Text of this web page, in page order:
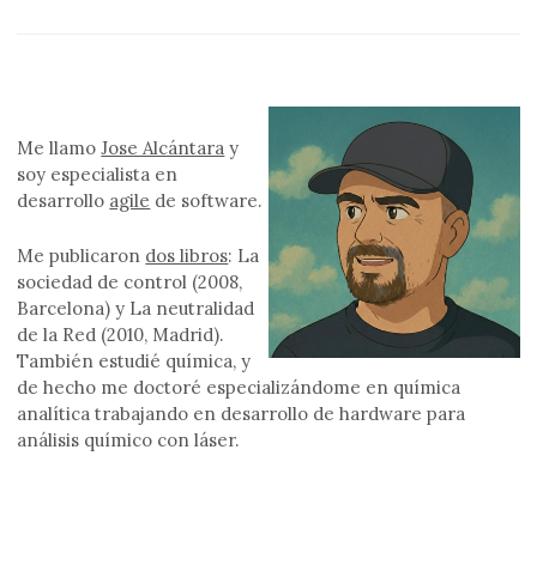
Me llamoJose Alcántara y
soy especialista en
desarrollo agile de software.
Me publicaron dos libros: La
sociedad de control (2008,
Barcelona) y La neutralidad
de la Red (2010, Madrid).
También estudié química, y
de hecho me doctoré especializándome en química
analítica trabajando en desarrollo de hardware para
análisis químico con láser.